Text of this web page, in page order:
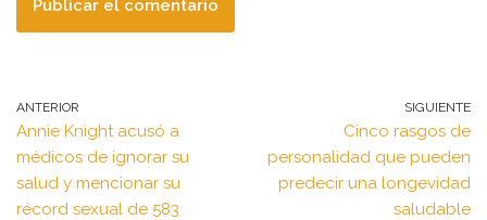
ANTERIOR
Annie Knight acusó a
médicos de ignorar su
salud y mencionar su
récord sexual de 583
SIGUIENTE
Cinco rasgos de
personalidad que pueden
predecir una longevidad
saludable